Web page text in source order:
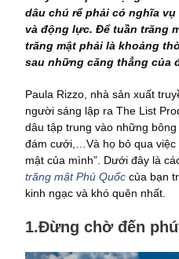
dâu chú rể phải có nghĩa
và động lực. Để tuần trăng
trăng mật phải là khoảng
sau những căng thẳng của
Paula Rizzo, nhà sản xuất
người sáng lập ra The List
dâu tập trung vào những
đám cưới,…Và họ bỏ qua việc
mật của mình”. Dưới đây là
trăng mật Phú Quốc của bạn
kinh ngạc và khó quên nhất.
1.Đừng chờ đến